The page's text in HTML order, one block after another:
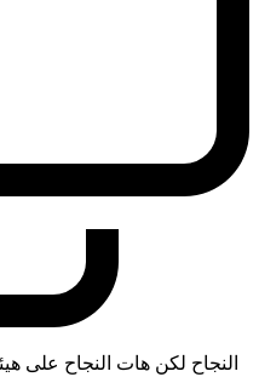
النجاح لكن هات النجاح على